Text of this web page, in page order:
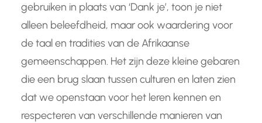
gebruiken in plaats van ‘Dank je’, toon je niet
alleen beleefdheid, maar ook waardering voor
de taal en tradities van de Afrikaanse
gemeenschappen. Het zijn deze kleine gebaren
die een brug slaan tussen culturen en laten zien
dat we openstaan voor het leren kennen en
respecteren van verschillende manieren van